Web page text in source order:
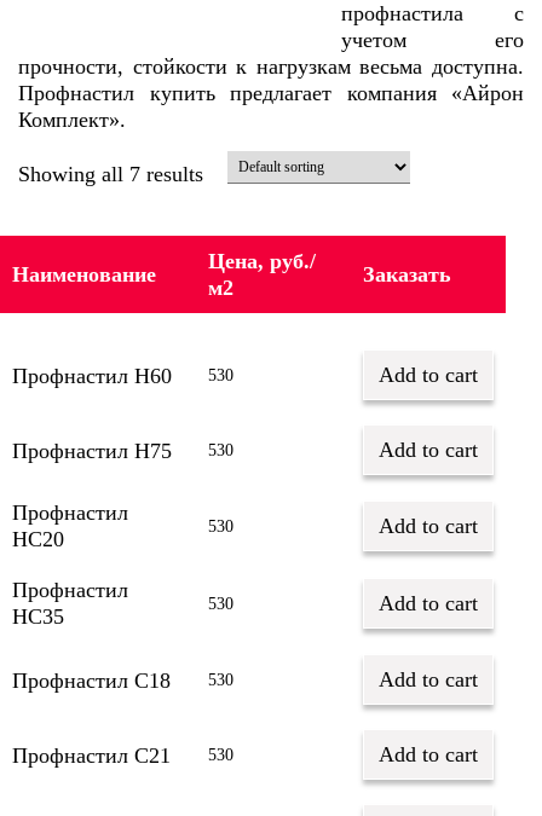
профнастила с
учетом его
прочности, стойкости к нагрузкам весьма доступна.
Профнастил купить предлагает компания «Айрон
Комплект».
Showing all 7 results
Наименование
Цена, руб./
м2
Заказать
Профнастил Н60 530 Add to cart
Профнастил Н75 530 Add to cart
Профнастил
НС20
530 Add to cart
Профнастил
НС35
530 Add to cart
Профнастил С18 530 Add to cart
Профнастил С21 530 Add to cart